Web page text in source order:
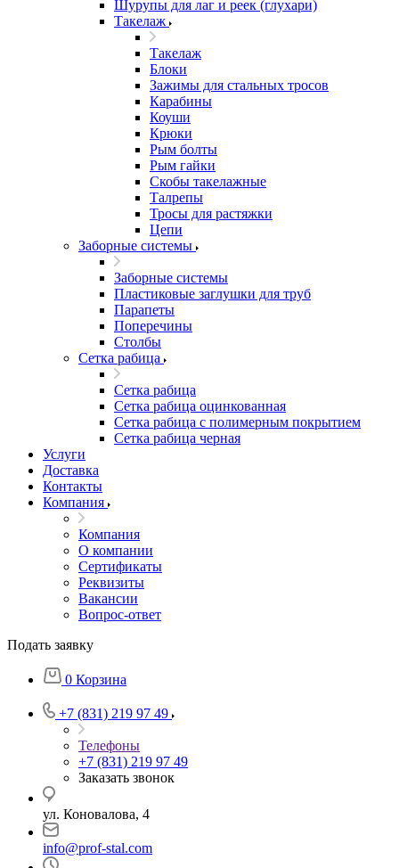
Шурупы для лаг и реек (глухари)
Такелаж
Такелаж
Блоки
Зажимы для стальных тросов
Карабины
Коуши
Крюки
Рым болты
Рым гайки
Скобы такелажные
Талрепы
Тросы для растяжки
Цепи
Заборные системы
Заборные системы
Пластиковые заглушки для труб
Парапеты
Поперечины
Столбы
Сетка рабица
Сетка рабица
Сетка рабица оцинкованная
Сетка рабица с полимерным покрытием
Сетка рабица черная
Услуги
Доставка
Контакты
Компания
Компания
О компании
Сертификаты
Реквизиты
Вакансии
Вопрос-ответ
Подать заявку
0 Корзина
+7 (831) 219 97 49
Телефоны
+7 (831) 219 97 49
Заказать звонок
ул. Коновалова, 4
info@prof-stal.com